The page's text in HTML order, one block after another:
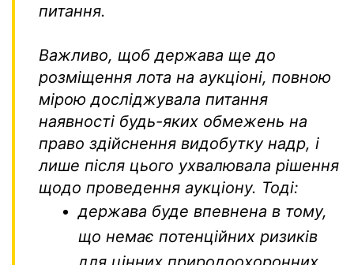
питання.
Важливо, щоб держава ще до
розміщення лота на аукціоні, повною
мірою досліджувала питання
наявності будь-яких обмежень на
право здійснення видобутку надр, і
лише після цього ухвалювала рішення
щодо проведення аукціону. Тоді:
держава буде впевнена в тому,
що немає потенційних ризиків